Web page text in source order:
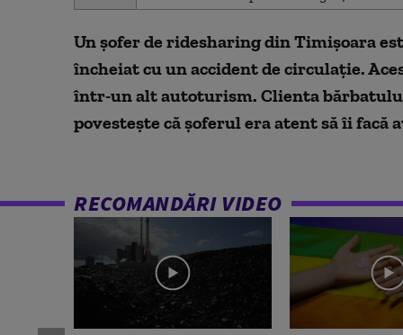
minute,
secondsVolume
90%
Un șofer de ridesharing din Timișoara
încheiat cu un accident de circulație.
într-un alt autoturism. Clienta
povestește că șoferul era atent să îi facă
RECOMANDĂRI VIDEO